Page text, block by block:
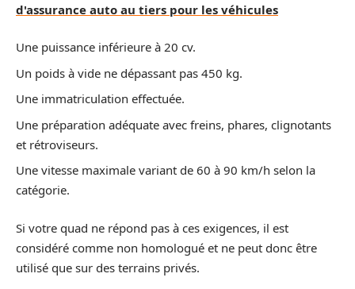
d'assurance auto au tiers pour les véhicules
Une puissance inférieure à 20 cv.
Un poids à vide ne dépassant pas 450 kg.
Une immatriculation effectuée.
Une préparation adéquate avec freins, phares, clignotants
et rétroviseurs.
Une vitesse maximale variant de 60 à 90 km/h selon la
catégorie.
Si votre quad ne répond pas à ces exigences, il est
considéré comme non homologué et ne peut donc être
utilisé que sur des terrains privés.